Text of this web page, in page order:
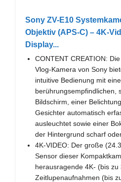
Sony ZV-E10
Objektiv (APS-C) – 4K-
Display...
CONTENT CREATION:
Vlog-Kamera von Sony
intuitive Bedienung mit
berührungsempfindlichen,
Bildschirm, einer
Gesichter automatisch
ausleuchtet sowie einer
der Hintergrund scharf
4K-VIDEO: Der große
Sensor dieser
herausragende 4K- (bis zu
Zeitlupenaufnahmen (bis